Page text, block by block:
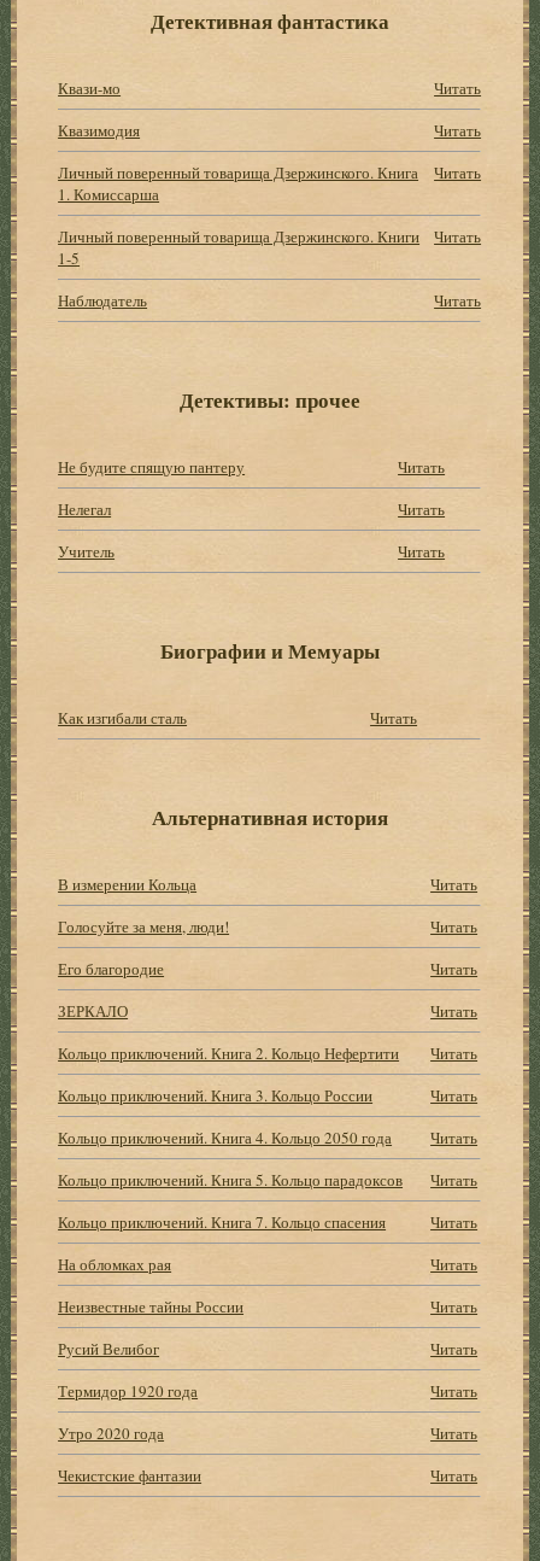
Детективная фантастика
Квази-мо
Читать
Квазимодия
Читать
Личный поверенный товарища Дзержинского. Книга
1. Комиссарша
Читать
Личный поверенный товарища Дзержинского. Книги
1-5
Читать
Наблюдатель Читать
Детективы: прочее
Не будите спящую пантеру
Читать
Нелегал
Читать
Учитель
Читать
Биографии и Мемуары
Как изгибали сталь Читать
Альтернативная история
В измерении Кольца
Читать
Голосуйте за меня, люди!
Читать
Его благородие
Читать
ЗЕРКАЛО
Читать
Кольцо приключений. Книга 2. Кольцо Нефертити
Читать
Кольцо приключений. Книга 3. Кольцо России
Читать
Кольцо приключений. Книга 4. Кольцо 2050 года
Читать
Кольцо приключений. Книга 5. Кольцо парадоксов
Читать
Кольцо приключений. Книга 7. Кольцо спасения
Читать
На обломках рая
Читать
Неизвестные тайны России
Читать
Русий Велибог
Читать
Термидор 1920 года
Читать
Утро 2020 года
Читать
Чекистские фантазии
Читать